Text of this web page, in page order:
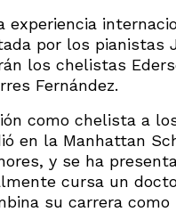
experiencia
por los pianistas
los chelistas
Fernández.
como chelista a
en la Manhattan
y se ha
cursa un
su carrera